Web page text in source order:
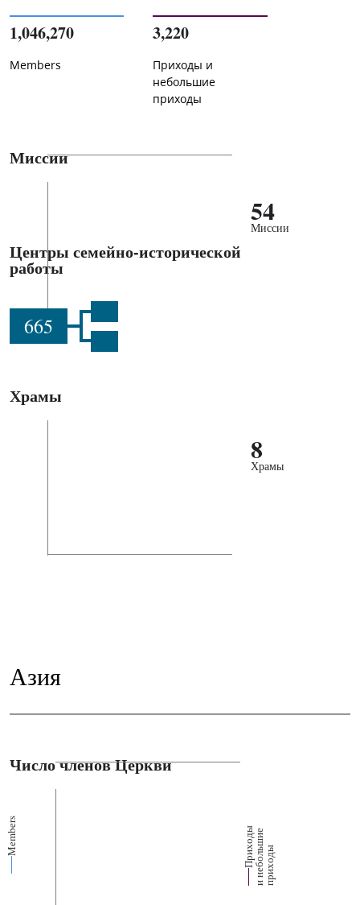
1,046,270
Members
3,220
Приходы и
небольшие
приходы
Миссии
54
Миссии
Центры семейно-исторической
работы
665
Храмы
8
Храмы
Азия
Число членов Церкви
Members П
р
их
о
д
ы
и
н
е
б
о
ль
ш
ие
п
р
и
х
о
ды